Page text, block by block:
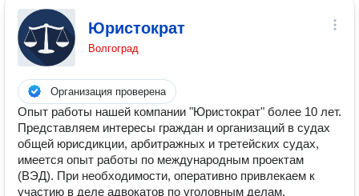
Юристократ
Волгоград
Организация проверена
Опыт работы нашей компании "Юристократ" более 10 лет.
Представляем интересы граждан и организаций в судах
общей юрисдикции, арбитражных и третейских судах,
имеется опыт работы по международным проектам
(ВЭД). При необходимости, оперативно привлекаем к
участию в деле адвокатов по уголовным делам,